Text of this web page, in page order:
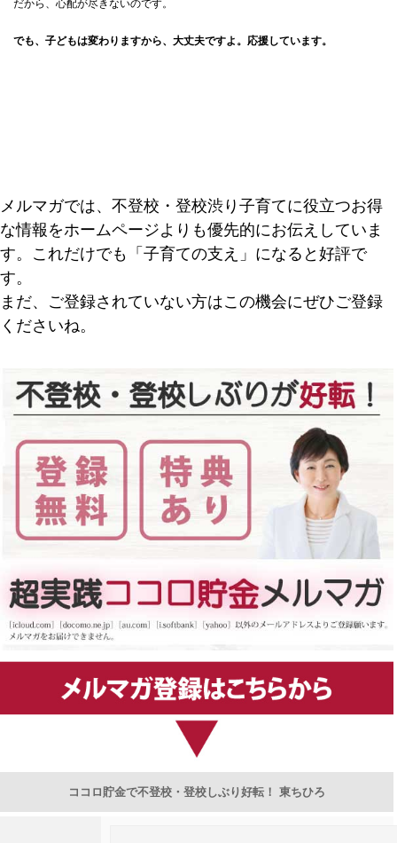
だから、心配が尽きないのです。
でも、子どもは変わりますから、大丈夫ですよ。応援しています。
メルマガでは、不登校・登校渋り子育てに役立つお得
な情報をホームページよりも優先的にお伝えしていま
す。これだけでも「子育ての支え」になると好評で
す。
まだ、ご登録されていない方はこの機会にぜひご登録
くださいね。
ココロ貯金で不登校・登校しぶり好転！ 東ちひろ